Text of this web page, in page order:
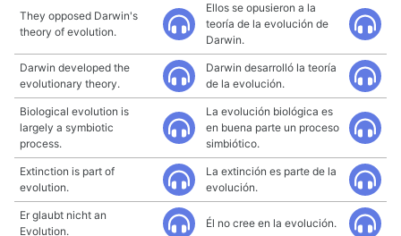
They opposed Darwin's
theory of evolution.
Ellos se opusieron a la
teoría de la evolución de
Darwin.
Darwin developed the
evolutionary theory.
Darwin desarrolló la teoría
de la evolución.
Biological evolution is
largely a symbiotic
process.
La evolución biológica es
en buena parte un proceso
simbiótico.
Extinction is part of
evolution.
La extinción es parte de la
evolución.
Er glaubt nicht an
Evolution.
Él no cree en la evolución.